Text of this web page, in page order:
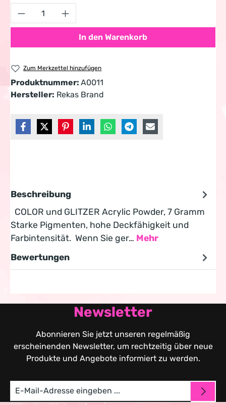
Produkt Anzahl: Gib den gewünschten
In den Warenkorb
Zum Merkzettel hinzufügen
Produktnummer: A0011
Hersteller: Rekas Brand
Beschreibung
COLOR und GLITZER Acrylic Powder, 7 Gramm
Starke Pigmenten, hohe Deckfähigkeit und
Farbintensität. Wenn Sie ger… Mehr
Bewertungen
Newsletter
Abonnieren Sie jetzt unseren regelmäßig
erscheinenden Newsletter, um rechtzeitig über neue
Produkte und Angebote informiert zu werden.